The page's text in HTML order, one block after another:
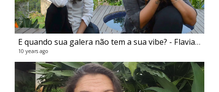
E quando sua galera não tem a sua vibe? - Flavia Melissa e Luana Ferreira
10 years ago